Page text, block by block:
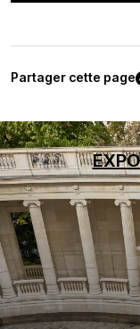
Partager cette page